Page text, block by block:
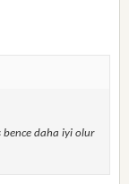
bence daha iyi olur